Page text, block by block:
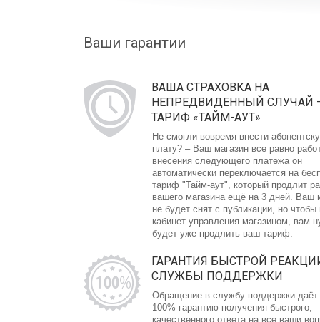
Ваши гарантии
ВАША СТРАХОВКА НА
НЕПРЕДВИДЕННЫЙ СЛУЧАЙ
ТАРИФ «ТАЙМ-АУТ»
Не смогли вовремя внести
плату? – Ваш магазин все равно
внесения следующего платежа он
автоматически переключается на
тариф "Тайм-аут", который продлит
вашего магазина ещё на 3 дней. Ваш
не будет снят с публикации, но чтобы
кабинет управления магазином, вам
будет уже продлить ваш тариф.
ГАРАНТИЯ БЫСТРОЙ
СЛУЖБЫ ПОДДЕРЖКИ
Обращение в службу поддержки
100% гарантию получения быстрого,
качественного ответа на все ваши